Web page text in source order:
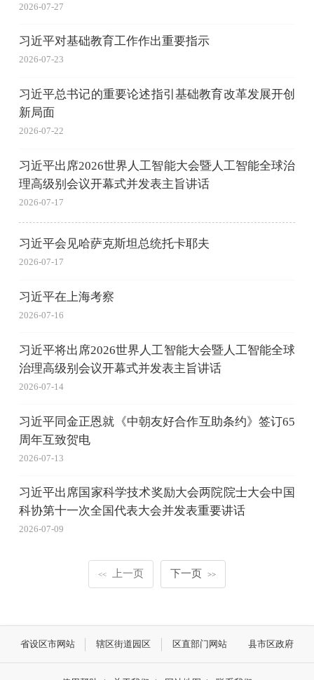
2026-07-27
习近平对基础教育工作作出重要指示
2026-07-23
习近平总书记的重要论述指引基础教育改革发展开创
新局面
2026-07-22
习近平出席2026世界人工智能大会暨人工智能全球治
理高级别会议开幕式并发表主旨讲话
2026-07-17
习近平会见哈萨克斯坦总统托卡耶夫
2026-07-17
习近平在上海考察
2026-07-16
习近平将出席2026世界人工智能大会暨人工智能全球
治理高级别会议开幕式并发表主旨讲话
2026-07-14
习近平同金正恩就《中朝友好合作互助条约》签订65
周年互致贺电
2026-07-13
习近平出席国家科学技术奖励大会两院院士大会中国
科协第十一次全国代表大会并发表重要讲话
2026-07-09
<< 上一页 下一页 >>
省设区市网站 辖区街道园区 区直部门网站 县市区政府